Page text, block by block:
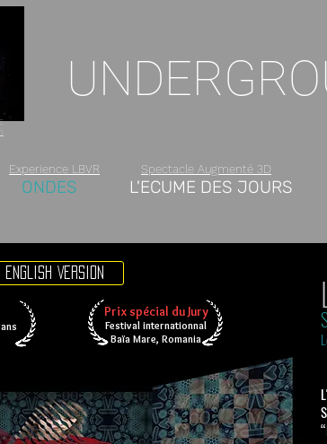
ONDES L'ECUME DES JOURS
Experience LBVR
ENGLISH VERSION
Prix spécial du Jury
Festival internationnal
Baïa Mare, Romania
Spectacle Augmenté 3D